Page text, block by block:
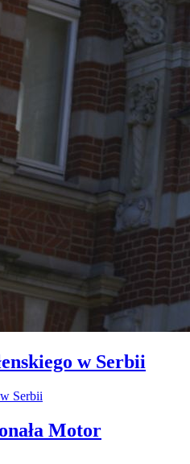
w Serbii
Motor